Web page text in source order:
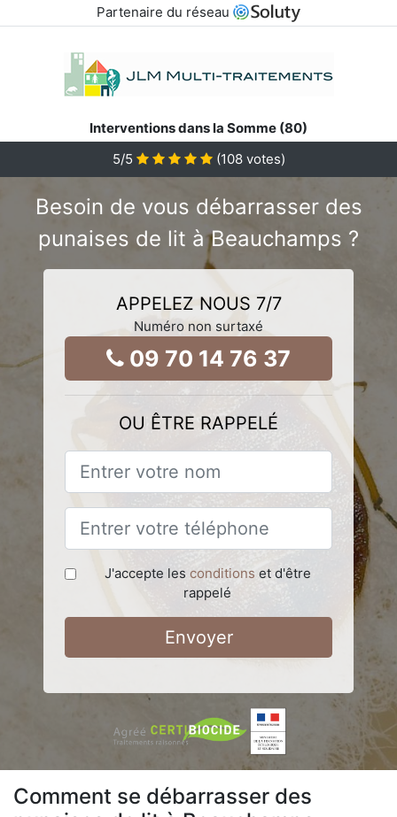
Partenaire du réseau
Interventions dans la Somme (80)
5/5 (108votes)
Besoin de vous débarrasser des
punaises de lit à Beauchamps ?
APPELEZ NOUS 7/7
Numéro non surtaxé
09 70 14 76 37
OU ÊTRE RAPPELÉ
J'accepte les conditions et d'être
rappelé
Envoyer
Comment se débarrasser des